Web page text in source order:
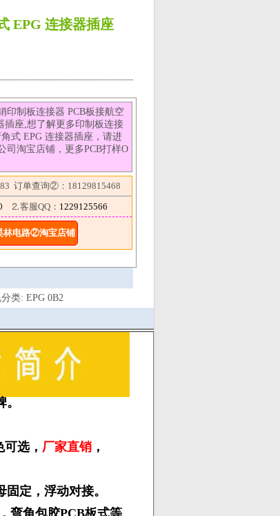
EPG 连接器插座
印制板连接器 PCB板接航空
插座,想了解更多印制板连接
式 EPG 连接器插座，请进
司淘宝店铺，更多PCB打样O
订单查询②：18129815468
⒉客服QQ： 1229125566
林电路②淘宝店铺
类: EPG 0B2
选， 厂家直销 ，
螺母固定，浮动对接。
弯角包胶PCB板式等